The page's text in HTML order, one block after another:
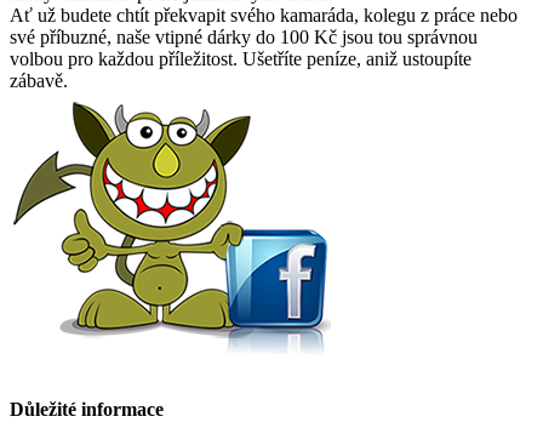
Ať už budete chtít překvapit svého kamaráda, kolegu z práce nebo
své příbuzné, naše vtipné dárky do 100 Kč jsou tou správnou
volbou pro každou příležitost. Ušetříte peníze, aniž ustoupíte
zábavě.
Důležité informace